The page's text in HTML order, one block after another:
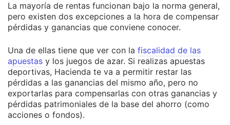
La mayoría de rentas funcionan bajo la norma general,
pero existen dos excepciones a la hora de compensar
pérdidas y ganancias que conviene conocer.
Una de ellas tiene que ver con la fiscalidad de las
apuestas y los juegos de azar. Si realizas apuestas
deportivas, Hacienda te va a permitir restar las
pérdidas a las ganancias del mismo año, pero no
exportarlas para compensarlas con otras ganancias y
pérdidas patrimoniales de la base del ahorro (como
acciones o fondos).